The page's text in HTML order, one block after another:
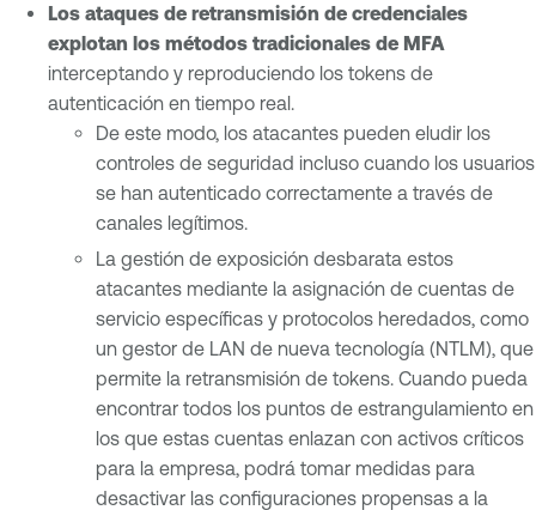
Los ataques de retransmisión de credenciales
explotan los métodos tradicionales de MFA
interceptando y reproduciendo los tokens de
autenticación en tiempo real.
De este modo, los atacantes pueden eludir los
controles de seguridad incluso cuando los usuarios
se han autenticado correctamente a través de
canales legítimos.
La gestión de exposición desbarata estos
atacantes mediante la asignación de cuentas de
servicio específicas y protocolos heredados, como
un gestor de LAN de nueva tecnología (NTLM), que
permite la retransmisión de tokens. Cuando pueda
encontrar todos los puntos de estrangulamiento en
los que estas cuentas enlazan con activos críticos
para la empresa, podrá tomar medidas para
desactivar las configuraciones propensas a la